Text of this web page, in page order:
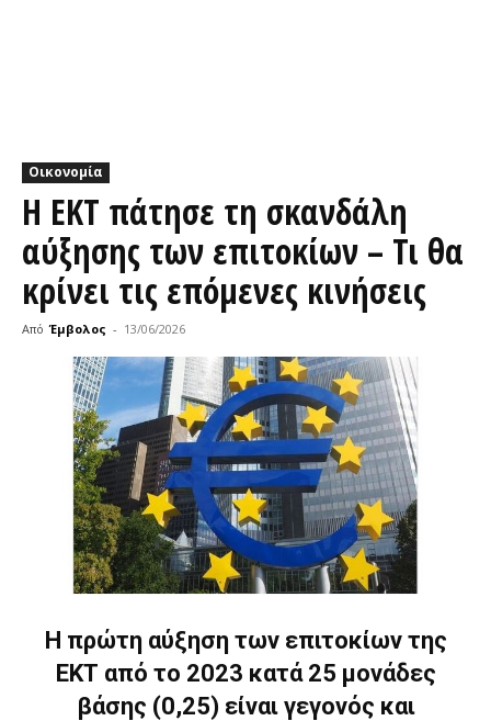
Οικονομία
Η ΕΚΤ πάτησε τη σκανδάλη
αύξησης των επιτοκίων – Τι θα
κρίνει τις επόμενες κινήσεις
Από Έμβολος - 13/06/2026
Η πρώτη αύξηση των επιτοκίων της
ΕΚΤ από το 2023 κατά 25 μονάδες
βάσης (0,25) είναι γεγονός και